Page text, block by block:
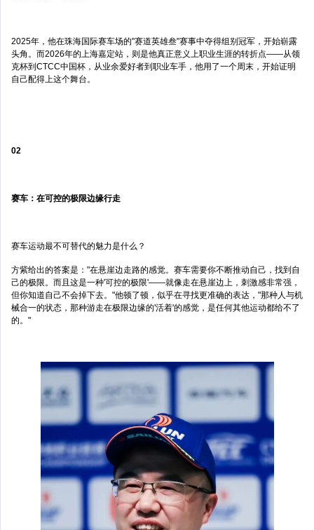
2025年，他在珠海国际赛车场的"赛道英雄叁"赛事中夺得组别冠军，开始崭露
头角。而2026年的上海嘉定站，则是他真正意义上职业生涯的转折点——从领
克杯到CTCC中国杯，从业余爱好者到职业车手，他用了一个周末，开始证明
自己配得上这个舞台。
02
赛车：在可控的极限边缘行走
赛车运动最不可替代的魅力是什么？
方紫给出的答案是："在悬崖边走路的感觉。赛车需要你不断推动自己，找到自
己的极限。而且这是一种'可控的极限'——就像走在悬崖边上，刺激感非常强，
但你知道自己不会掉下去。"他顿了顿，似乎在寻找更准确的表达，"那种人与机
械合一的状态，那种游走在极限边缘的'活着'的感觉，是任何其他运动都给不了
的。"